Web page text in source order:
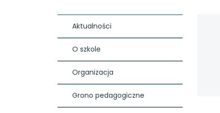
Aktualności
O szkole
Organizacja
Grono pedagogiczne